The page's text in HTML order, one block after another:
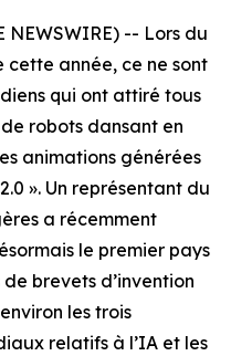
NEWSWIRE) -- Lors du
cette année, ce ne sont
qui ont attiré tous
robots dansant en
animations générées
». Un représentant du
a récemment
le premier pays
brevets d’invention
les trois
relatifs à l’IA et les